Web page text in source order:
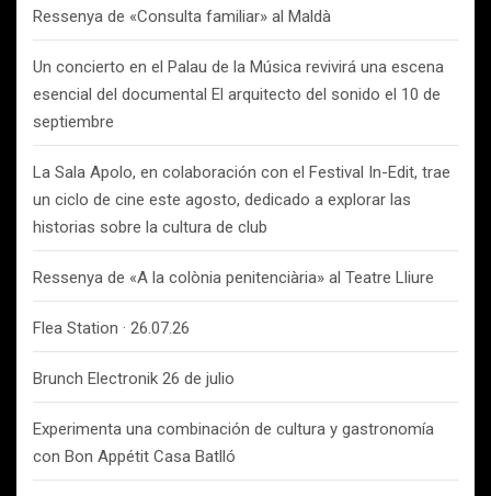
Ressenya de «Consulta familiar» al Maldà
Un concierto en el Palau de la Música revivirá una escena
esencial del documental El arquitecto del sonido el 10 de
septiembre
La Sala Apolo, en colaboración con el Festival In-Edit, trae
un ciclo de cine este agosto, dedicado a explorar las
historias sobre la cultura de club
Ressenya de «A la colònia penitenciària» al Teatre Lliure
Flea Station · 26.07.26
Brunch Electronik 26 de julio
Experimenta una combinación de cultura y gastronomía
con Bon Appétit Casa Batlló